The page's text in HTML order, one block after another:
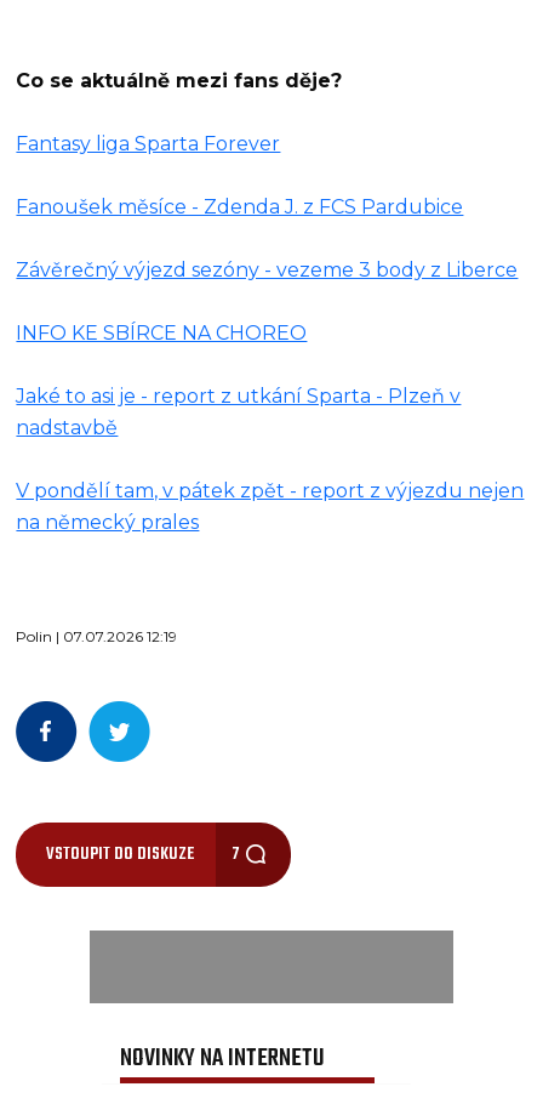
Co se aktuálně mezi fans děje?
Fantasy liga Sparta Forever
Fanoušek měsíce - Zdenda J. z FCS Pardubice
Závěrečný výjezd sezóny - vezeme 3 body z Liberce
INFO KE SBÍRCE NA CHOREO
Jaké to asi je - report z utkání Sparta - Plzeň v
nadstavbě
V pondělí tam, v pátek zpět - report z výjezdu nejen
na německý prales
Polin | 07.07.2026 12:19
VSTOUPIT DO DISKUZE 7
NOVINKY NA INTERNETU